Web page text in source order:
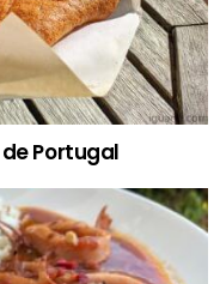
Portugal